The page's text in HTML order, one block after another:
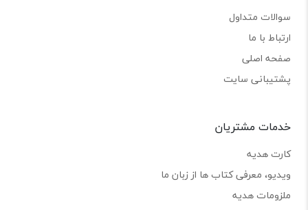
سوالات متداول
ارتباط با ما
صفحه اصلی
پشتیبانی سایت
خدمات مشتریان
کارت هدیه
ویدیو، معرفی کتاب ها از زبان ما
ملزومات هدیه